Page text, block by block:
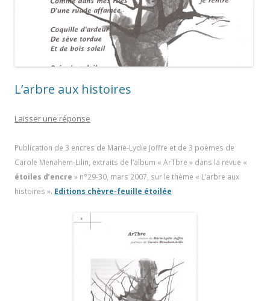
L’arbre aux histoires
Laisser une réponse
Publication de 3 encres de Marie-Lydie Joffre et de 3 poèmes de
Carole Menahem-Lilin, extraits de l’album « ArTbre » dans la revue «
étoiles d’encre » n°29-30, mars 2007, sur le thème « L’arbre aux
histoires ». Editions chèvre-feuille étoilée